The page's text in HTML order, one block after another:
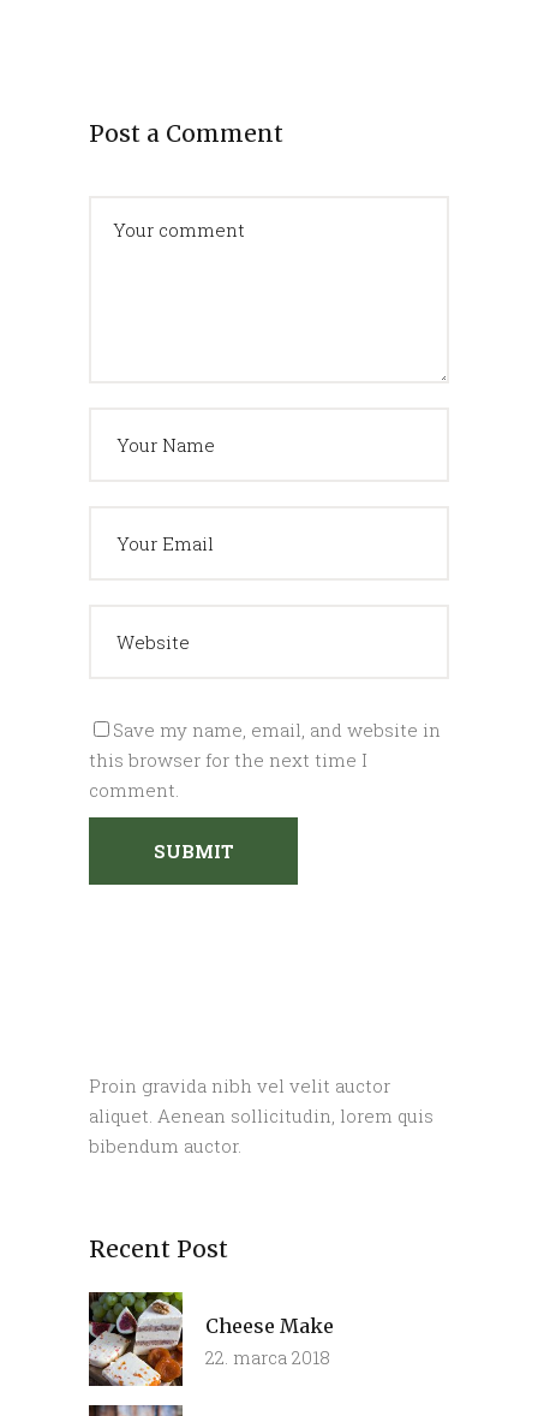
Post a Comment
Save my name, email, and website in
this browser for the next time I
comment.
Proin gravida nibh vel velit auctor
aliquet. Aenean sollicitudin, lorem quis
bibendum auctor.
Recent Post
Cheese Make
22. marca 2018